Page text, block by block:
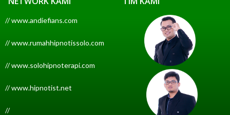
// www.andiefians.com
// www.rumahhipnotissolo.com
// www.solohipnoterapi.com
// www.hipnotist.net
//